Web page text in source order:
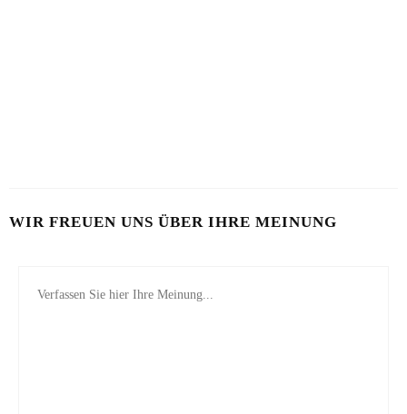
WIR FREUEN UNS ÜBER IHRE MEINUNG